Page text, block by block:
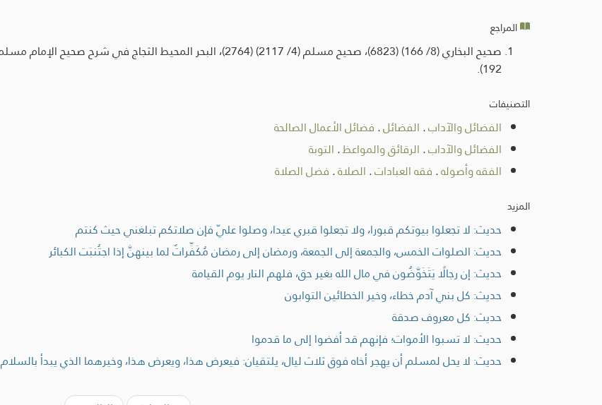
المراجع
192).
التصنيفات
الفضائل والآداب. الفضائل. فضائل الأعمال الصالحة
الفضائل والآداب. الرقائق والمواعظ. التوبة
الفقه وأصوله. فقه العبادات. الصلاة. فضل الصلاة
المزيد
حديث: لا تجعلوا بيوتكم قبورا، ولا تجعلوا قبري عيدا، وصلوا عليّ فإن صلاتكم تبلغني حيث كنتم
حديث: الصلوات الخمس، والجمعة إلى الجمعة، ورمضان إلى رمضان مُكَفِّراتٌ لما بينهنَّ إذا اجتُنبَت الكبائر
حديث: إن رجالًا يَتَخَوَّضُون في مال الله بغير حق، فلهم النار يوم القيامة
حديث: كل بني آدم خطاء، وخير الخطائين التوابون
حديث: كل معروف صدقة
حديث: لا تسبوا الأموات؛ فإنهم قد أفضوا إلى ما قدموا
حديث: لا يحل لمسلم أن يهجر أخاه فوق ثلاث ليال، يلتقيان: فيعرض هذا، ويعرض هذا، وخيرهما الذي يبدأ بالسلام